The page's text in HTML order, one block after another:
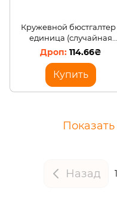
Кружевной бюстгалтер
единица (случайная
модель) 100 D
114.66₴
Купить
Назад 1